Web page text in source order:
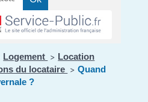
Logement > Location
du locataire > Quand
?